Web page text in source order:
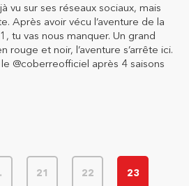
vu sur ses réseaux sociaux, mais
Après avoir vécu l’aventure de la
tu vas nous manquer. Un grand
rouge et noir, l’aventure s’arrête ici.
@coberreofficiel après 4 saisons
21 22 23